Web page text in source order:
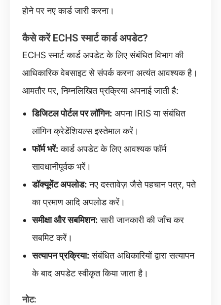
होने पर नए कार्ड जारी करना।
कैसे करें ECHS स्मार्ट कार्ड अपडेट?
ECHS स्मार्ट कार्ड अपडेट के लिए संबंधित विभाग की
आधिकारिक वेबसाइट से संपर्क करना अत्यंत आवश्यक है।
आमतौर पर, निम्नलिखित प्रक्रिया अपनाई जाती है:
डिजिटल पोर्टल पर लॉगिन: अपना IRIS या संबंधित
लॉगिन क्रेडेंशियल्स इस्तेमाल करें।
फॉर्म भरें: कार्ड अपडेट के लिए आवश्यक फॉर्म
सावधानीपूर्वक भरें।
डॉक्यूमेंट अपलोड: नए दस्तावेज़ जैसे पहचान पत्र, पते
का प्रमाण आदि अपलोड करें।
समीक्षा और सबमिशन: सारी जानकारी की जाँच कर
सबमिट करें।
सत्यापन प्रक्रिया: संबंधित अधिकारियों द्वारा सत्यापन
के बाद अपडेट स्वीकृत किया जाता है।
नोट: